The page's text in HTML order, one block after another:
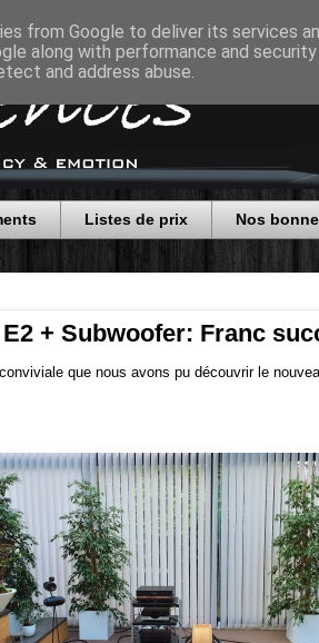
Listes de prix Nos
+ Subwoofer: Franc
que nous avons pu découvrir le
from Google to deliver its services
along with performance and
and address abuse.